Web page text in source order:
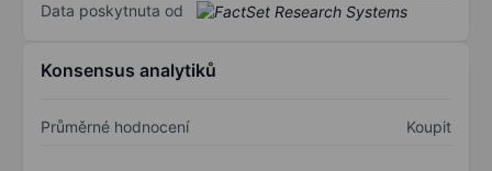
Data poskytnuta od
Konsensus analytiků
Průměrné hodnocení Koupit